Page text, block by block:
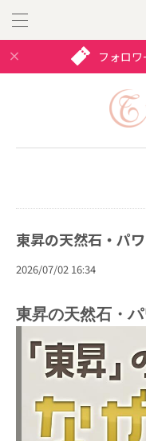
フォロ
東昇の天然石・パ
2026/07/02 16:34
東昇の天然石・